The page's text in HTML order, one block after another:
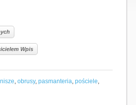
Wpis
, obrusy, pasmanteria, pościele,